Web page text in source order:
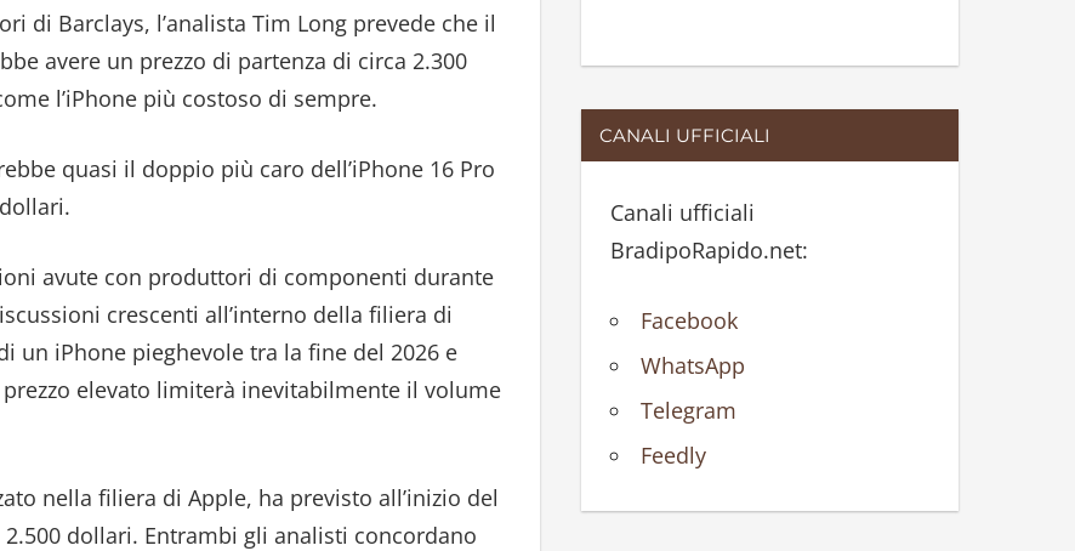
di Barclays, l’analista Tim Long prevede che il
avere un prezzo di partenza di circa 2.300
l’iPhone più costoso di sempre.
quasi il doppio più caro dell’iPhone 16 Pro
avute con produttori di componenti durante
crescenti all’interno della filiera di
un iPhone pieghevole tra la fine del 2026 e
elevato limiterà inevitabilmente il volume
nella filiera di Apple, ha previsto all’inizio del
dollari. Entrambi gli analisti concordano
CANALI UFFICIALI
Canali ufficiali
BradipoRapido.net:
Facebook
WhatsApp
Telegram
Feedly